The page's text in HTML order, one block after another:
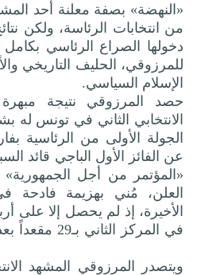
«النهضة» بصفة معلنة أحد
من انتخابات الرئاسة، ولكن
دخولها الصراع الرئاسي
للمرزوقي، الحليف التاريخي
الإسلام السياسي.
حصد المرزوقي نتيجة
الانتخابي الثاني في تونس له
الجولة الأولى من الرئاسية
عن الفائز الأول الباجي قائد
«المؤتمر من أجل
العلن، مُني بهزيمة فادحة في
الأخيرة، إذ لم يحصل إلا على
في المركز
ويتصدر المرزوقي المشهد